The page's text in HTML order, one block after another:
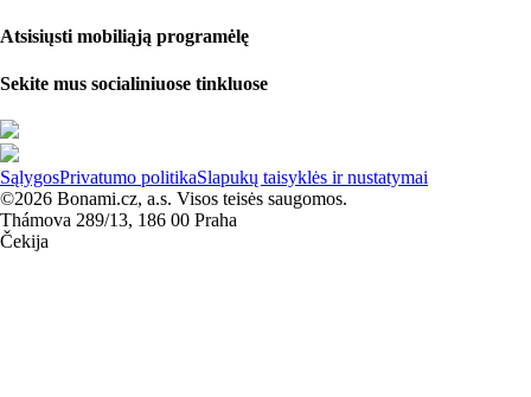
Atsisiųsti mobiliąją programėlę
Sekite mus socialiniuose tinkluose
SąlygosPrivatumo politikaSlapukų taisyklės ir nustatymai
©2026 Bonami.cz, a.s. Visos teisės saugomos.
Thámova 289/13, 186 00 Praha
Čekija